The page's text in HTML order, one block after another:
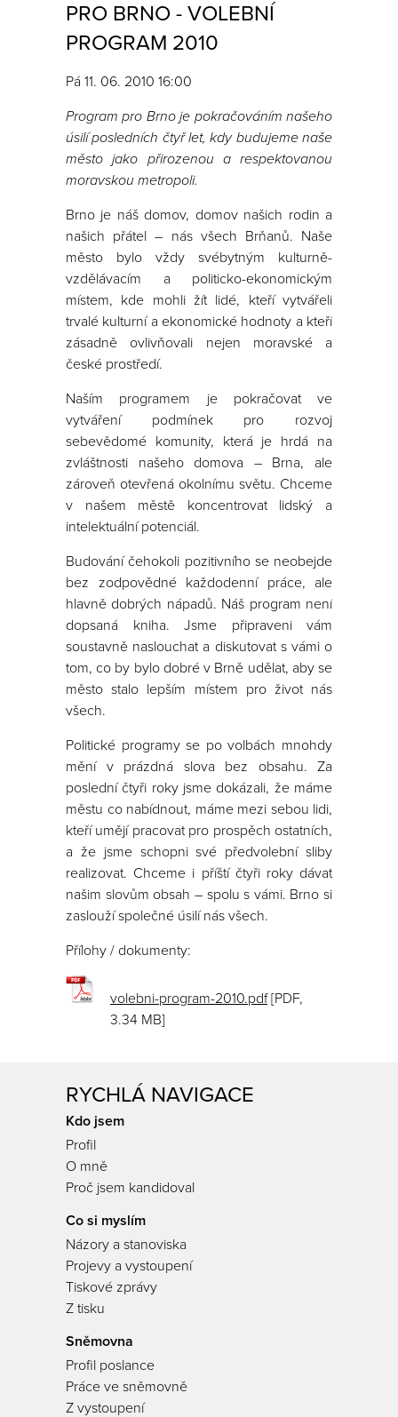
PRO BRNO - VOLEBNÍ
PROGRAM 2010
Pá 11. 06. 2010 16:00
Program pro Brno je pokračováním našeho
úsilí posledních čtyř let, kdy budujeme naše
město jako přirozenou a respektovanou
moravskou metropoli.
Brno je náš domov, domov našich rodin a
našich přátel – nás všech Brňanů. Naše
město bylo vždy svébytným kulturně-
vzdělávacím a politicko-ekonomickým
místem, kde mohli žít lidé, kteří vytvářeli
trvalé kulturní a ekonomické hodnoty a kteří
zásadně ovlivňovali nejen moravské a
české prostředí.
Naším programem je pokračovat ve
vytváření podmínek pro rozvoj
sebevědomé komunity, která je hrdá na
zvláštnosti našeho domova – Brna, ale
zároveň otevřená okolnímu světu. Chceme
v našem městě koncentrovat lidský a
intelektuální potenciál.
Budování čehokoli pozitivního se neobejde
bez zodpovědné každodenní práce, ale
hlavně dobrých nápadů. Náš program není
dopsaná kniha. Jsme připraveni vám
soustavně naslouchat a diskutovat s vámi o
tom, co by bylo dobré v Brně udělat, aby se
město stalo lepším místem pro život nás
všech.
Politické programy se po volbách mnohdy
mění v prázdná slova bez obsahu. Za
poslední čtyři roky jsme dokázali, že máme
městu co nabídnout, máme mezi sebou lidi,
kteří umějí pracovat pro prospěch ostatních,
a že jsme schopni své předvolební sliby
realizovat. Chceme i příští čtyři roky dávat
našim slovům obsah – spolu s vámi. Brno si
zaslouží společné úsilí nás všech.
Přílohy / dokumenty:
volebni-program-2010.pdf[PDF,
3.34 MB]
RYCHLÁ NAVIGACE
Kdo jsem
Profil
O mně
Proč jsem kandidoval
Co si myslím
Názory a stanoviska
Projevy a vystoupení
Tiskové zprávy
Z tisku
Sněmovna
Profil poslance
Práce ve sněmovně
Z vystoupení